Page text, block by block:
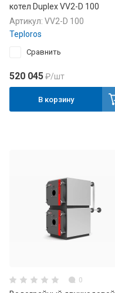
котел Duplex VV2-D 100
Артикул: VV2-D 100
Teploros
Сравнить
520 045₽/шт
В корзину
0